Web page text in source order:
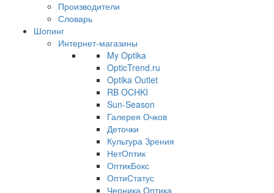
Производители
Словарь
Шопинг
Интернет-магазины
My Optika
OpticTrend.ru
Optika Outlet
RB OCHKI
Sun-Season
Галерея Очков
Деточки
Культура Зрения
НетОптик
ОптикБокс
ОптиСтатус
Черника Оптика